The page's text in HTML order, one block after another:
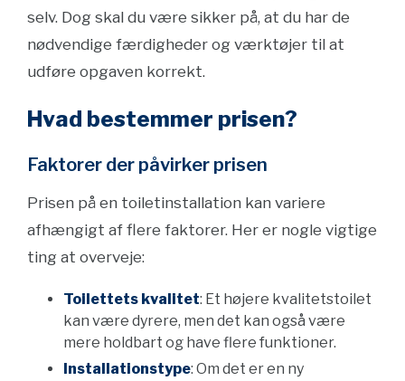
selv. Dog skal du være sikker på, at du har de
nødvendige færdigheder og værktøjer til at
udføre opgaven korrekt.
Hvad bestemmer prisen?
Faktorer der påvirker prisen
Prisen på en toiletinstallation kan variere
afhængigt af flere faktorer. Her er nogle vigtige
ting at overveje:
Toilettets kvalitet: Et højere kvalitetstoilet
kan være dyrere, men det kan også være
mere holdbart og have flere funktioner.
Installationstype: Om det er en ny